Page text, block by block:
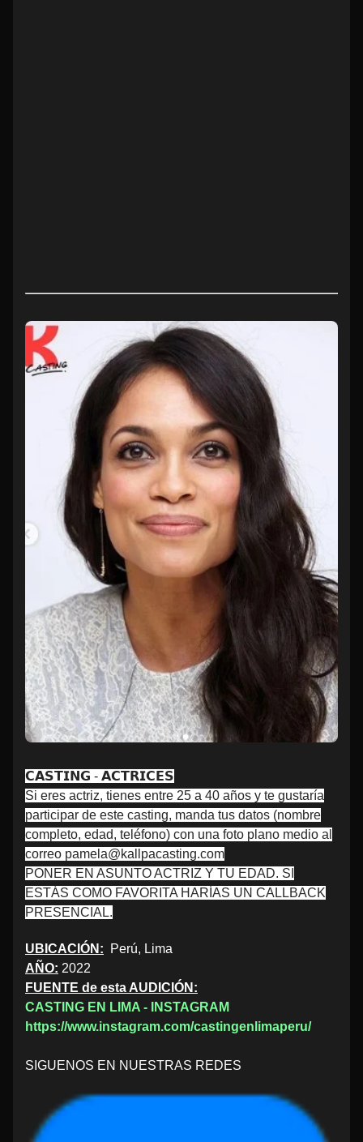
𝗖𝗔𝗦𝗧𝗜𝗡𝗚 - 𝗔𝗖𝗧𝗥𝗜𝗖𝗘𝗦
Si eres actriz, tienes entre 25 a 40 años y te gustaría
participar de este casting, manda tus datos (nombre
completo, edad, teléfono) con una foto plano medio al
correo pamela@kallpacasting.com
PONER EN ASUNTO ACTRIZ Y TU EDAD. SI
ESTÁS COMO FAVORITA HARÍAS UN CALLBACK
PRESENCIAL.
UBICACIÓN: Perú, Lima
AÑO: 2022
FUENTE de esta AUDICIÓN:
CASTING EN LIMA - INSTAGRAM
https://www.instagram.com/castingenlimaperu/
SIGUENOS EN NUESTRAS REDES